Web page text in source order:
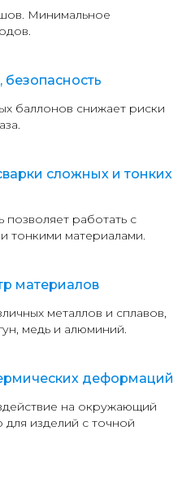
Минимальное
безопасность
баллонов снижает риски
сложных и тонких
позволяет работать с
тонкими материалами.
материалов
металлов и сплавов,
медь и алюминий.
деформаций
на окружающий
для изделий с точной